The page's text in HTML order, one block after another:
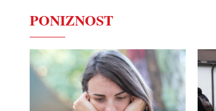
PONIZNOST